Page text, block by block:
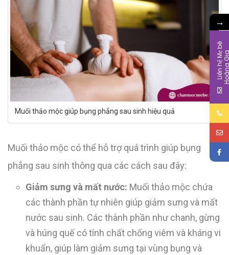
Muối thảo mộc giúp bụng phẳng sau sinh hiệu quả
Muối thảo mộc có thể hỗ trợ quá trình giúp bụng
phẳng sau sinh thông qua các cách sau đây:
Giảm sưng và mất nước: Muối thảo mộc chứa
các thành phần tự nhiên giúp giảm sưng và mất
nước sau sinh. Các thành phần như chanh, gừng
và húng quế có tính chất chống viêm và kháng vi
khuẩn, giúp làm giảm sưng tại vùng bụng và
→
L
i
ê
n
h
ệ
M
b
é
H
o
à
n
g
G
i